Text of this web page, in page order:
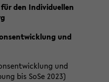
den Individuellen
und
und
bis SoSe 2023)